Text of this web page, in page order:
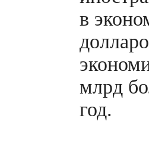
в
млрд
год.